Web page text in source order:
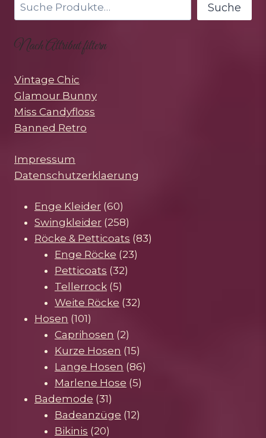
Suche
Nach Attribut filtern
Vintage Chic
Glamour Bunny
Miss Candyfloss
Banned Retro
Impressum
Datenschutzerklaerung
Enge Kleider 6060
Produkte
Swingkleider 258258
Produkte
Röcke & Petticoats 8383
Enge Röcke 2323
Petticoats 3232
Tellerrock 55
Produkte
Weite Röcke 3232
Hosen 101101
Produkte
Caprihosen 22
Produkte
Kurze Hosen 1515
Produkte
Lange Hosen 8686
Marlene Hose 55
Bademode 3131
Produkte
Badeanzüge 1212
Bikinis 2020